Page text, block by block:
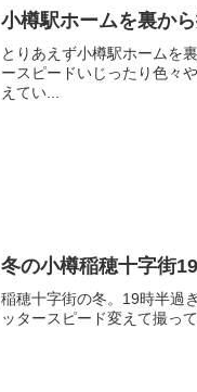
小樽駅ホームを裏か
とりあえず小樽駅ホームを
ースピードいじったり色々
えてい...
冬の小樽稲穂十字街
稲穂十字街の冬。19時半過
ッタースピード変えて撮っ